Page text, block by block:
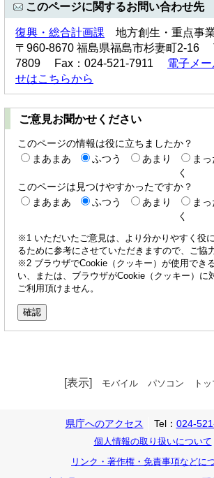
このページに関するお問い合わせ先
復興・総合計画課 地方創生・重点事
〒960-8670 福島県福島市杉妻町2-16
7809 Fax：024-521-7911 電子メ
せはこちらから
ご意見お聞かせください
このページの情報は役に立ちましたか？
まあまあ
ふつう あまり
まっ
く
このページは見つけやすかったですか？
まあまあ
ふつう あまり
まっ
く
※1 いただいたご意見は、より分かりやすく役
るために参考にさせていただきますので、ご協
※2 ブラウザでCookie（クッキー）が使用でき
い、または、ブラウザがCookie（クッキー）に
ご利用頂けません。
[表示] モバイル パソコン ト
県庁へのアクセス Tel： 024-
個人情報の取り扱いについて
リンク・著作権・免責事項などに